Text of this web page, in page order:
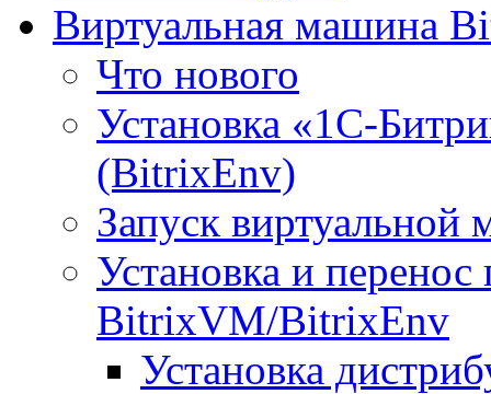
Виртуальная машина
Что нового
Установка «1С-
(BitrixEnv)
Запуск
Установка и
BitrixVM/BitrixEnv
Установка